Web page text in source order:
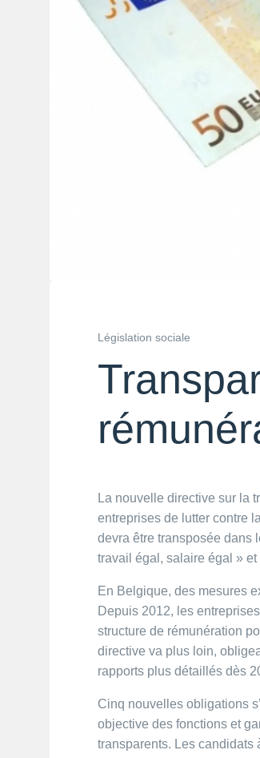
Législation sociale
La nouvelle directive sur la
entreprises de lutter contre
devra être transposée dans
travail égal, salaire égal » et
En Belgique, des mesures
Depuis 2012, les
structure de rémunération
directive va plus loin,
rapports plus détaillés dès
Cinq nouvelles obligations
objective des fonctions et
transparents. Les candidats